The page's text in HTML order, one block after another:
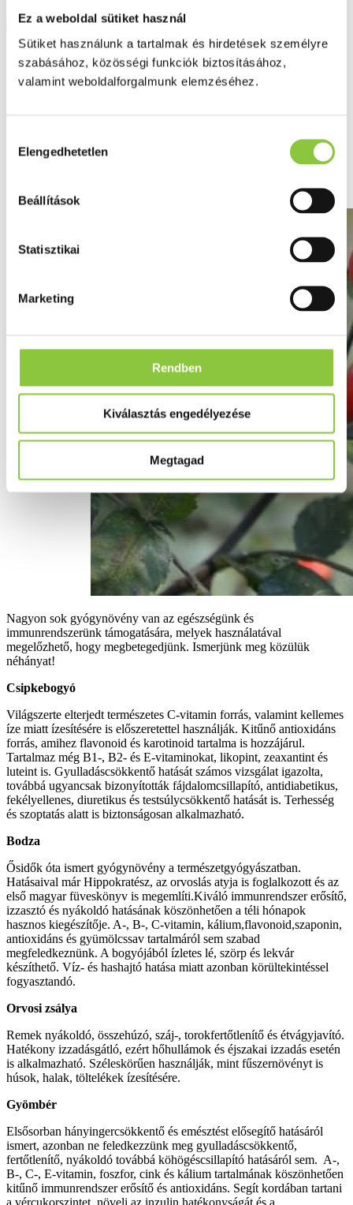
Ez a weboldal sütiket használ
Sütiket használunk a tartalmak és hirdetések személyre
szabásához, közösségi funkciók biztosításához,
valamint weboldalforgalmunk elemzéséhez.
kiválasztása
Elengedhetetlen
Beállítások
Statisztikai
Marketing
Rendben
Kiválasztás engedélyezése
Megtagad
Főoldal
Kilenc gyógynövény
Nagyon sok gyógynövény van az egészségünk és
immunrendszerünk támogatására, melyek használatával
megelőzhető, hogy megbetegedjünk. Ismerjünk meg közülük
néhányat!
Csipkebogyó
Világszerte elterjedt természetes C-vitamin forrás, valamint kellemes
íze miatt ízesítésére is előszeretettel használják. Kitűnő antioxidáns
forrás, amihez flavonoid és karotinoid tartalma is hozzájárul.
Tartalmaz még B1-, B2- és E-vitaminokat, likopint, zeaxantint és
luteint is. Gyulladáscsökkentő hatását számos vizsgálat igazolta,
továbbá ugyancsak bizonyították fájdalomcsillapító, antidiabetikus,
fekélyellenes, diuretikus és testsúlycsökkentő hatását is. Terhesség
és szoptatás alatt is biztonságosan alkalmazható.
Bodza
Ősidők óta ismert gyógynövény a természetgyógyászatban.
Hatásaival már Hippokratész, az orvoslás atyja is foglalkozott és az
első magyar füveskönyv is megemlíti.Kiváló immunrendszer erősítő,
izzasztó és nyákoldó hatásának köszönhetően a téli hónapok
hasznos kiegészítője. A-, B-, C-vitamin, kálium,flavonoid,szaponin,
antioxidáns és gyümölcssav tartalmáról sem szabad
megfeledkeznünk. A bogyójából ízletes lé, szörp és lekvár
készíthető. Víz- és hashajtó hatása miatt azonban körültekintéssel
fogyasztandó.
Orvosi zsálya
Remek nyákoldó, összehúzó, száj-, torokfertőtlenítő és étvágyjavító.
Hatékony izzadásgátló, ezért hőhullámok és éjszakai izzadás esetén
is alkalmazható. Széleskörűen használják, mint fűszernövényt is
húsok, halak, töltelékek ízesítésére.
Gyömbér
Elsősorban hányingercsökkentő és emésztést elősegítő hatásáról
ismert, azonban ne feledkezzünk meg gyulladáscsökkentő,
fertőtlenítő, nyákoldó továbbá köhögéscsillapító hatásáról sem. A-,
B-, C-, E-vitamin, foszfor, cink és kálium tartalmának köszönhetően
kitűnő immunrendszer erősítő és antioxidáns. Segít kordában tartani
a vércukorszintet, növeli az inzulin hatékonyságát és a